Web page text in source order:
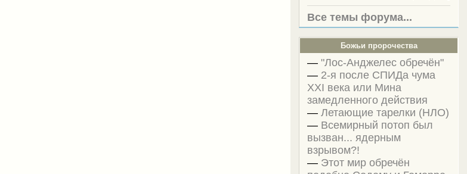
Все темы форума...
Божьи пророчества
—"Лос-Анджелес обречён"
— 2-я после СПИДа чума
XXI века или Мина
замедленного действия
—Летающие тарелки (НЛО)
— Всемирный потоп был
вызван... ядерным
взрывом?!
— Этот мир обречён